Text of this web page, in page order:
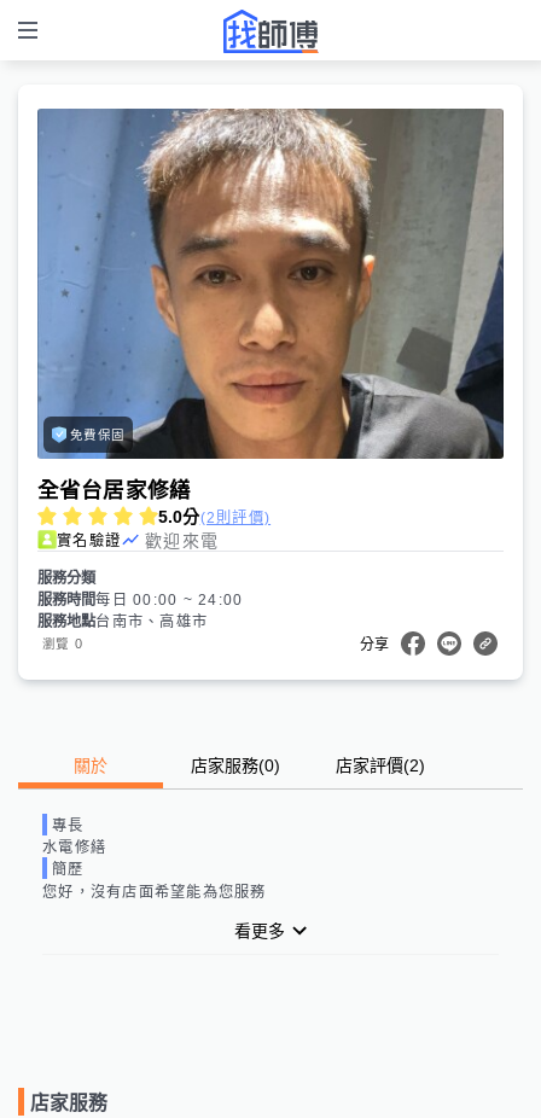
免費保固
全省台居家修繕
5.0分(2則評價)
實名驗證
歡迎來電
服務分類
服務時間每日 00:00 ~ 24:00
服務地點台南市、高雄市
瀏覽 0 分享
關於 店家服務(0) 店家評價(2)
專長
水電修繕
簡歷
您好，沒有店面希望能為您服務
看更多
店家服務